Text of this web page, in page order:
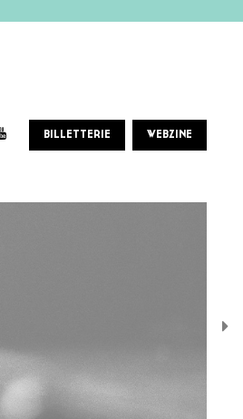
BILLETTERIE WEBZINE